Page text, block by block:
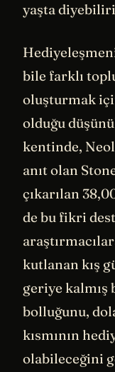
yaşta
bile farklı
oluşturmak
olduğu
kentinde,
anıt olan
çıkarılan
de bu fikri
kutlanan kış
geriye kalmış
bolluğunu,
kısmının
olabileceğini